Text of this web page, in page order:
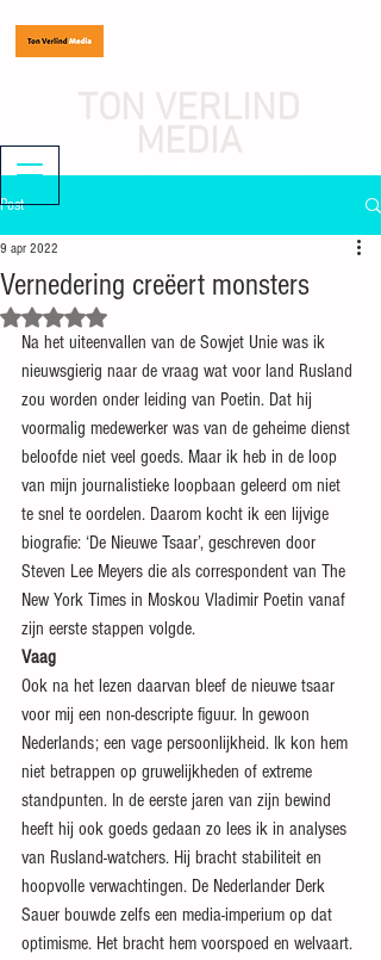
journalist, mediaondernemer
Post
Vernedering creëert monsters
9 apr 2022
Beoordeeld met NaN uit 5 sterren.
Na het uiteenvallen van de Sowjet Unie was ik
nieuwsgierig naar de vraag wat voor land Rusland
zou worden onder leiding van Poetin. Dat hij
voormalig medewerker was van de geheime dienst
beloofde niet veel goeds. Maar ik heb in de loop
van mijn journalistieke loopbaan geleerd om niet
te snel te oordelen. Daarom kocht ik een lijvige
biografie: ‘De Nieuwe Tsaar’, geschreven door
Steven Lee Meyers die als correspondent van The
New York Times in Moskou Vladimir Poetin vanaf
zijn eerste stappen volgde.
Vaag
Ook na het lezen daarvan bleef de nieuwe tsaar
voor mij een non-descripte figuur. In gewoon
Nederlands; een vage persoonlijkheid. Ik kon hem
niet betrappen op gruwelijkheden of extreme
standpunten. In de eerste jaren van zijn bewind
heeft hij ook goeds gedaan zo lees ik in analyses
van Rusland-watchers. Hij bracht stabiliteit en
hoopvolle verwachtingen. De Nederlander Derk
Sauer bouwde zelfs een media-imperium op dat
optimisme. Het bracht hem voorspoed en welvaart.